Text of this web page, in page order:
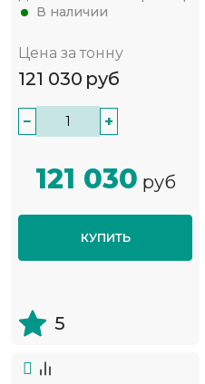
В наличии
Цена за тонну
121 030 руб
− +
121 030 руб
КУПИТЬ
5